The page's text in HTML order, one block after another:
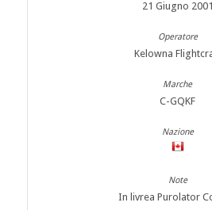
21 Giugno 2001
Kelowna
C-GQKF
In livrea Purolator